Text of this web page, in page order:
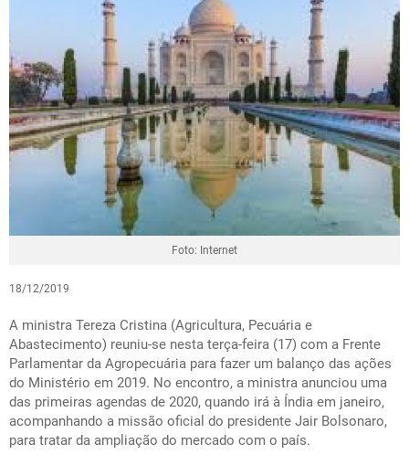
Foto: Internet
18/12/2019
A ministra Tereza Cristina (Agricultura, Pecuária e
Abastecimento) reuniu-se nesta terça-feira (17) com a Frente
Parlamentar da Agropecuária para fazer um balanço das ações
do Ministério em 2019. No encontro, a ministra anunciou uma
das primeiras agendas de 2020, quando irá à Índia em janeiro,
acompanhando a missão oficial do presidente Jair Bolsonaro,
para tratar da ampliação do mercado com o país.